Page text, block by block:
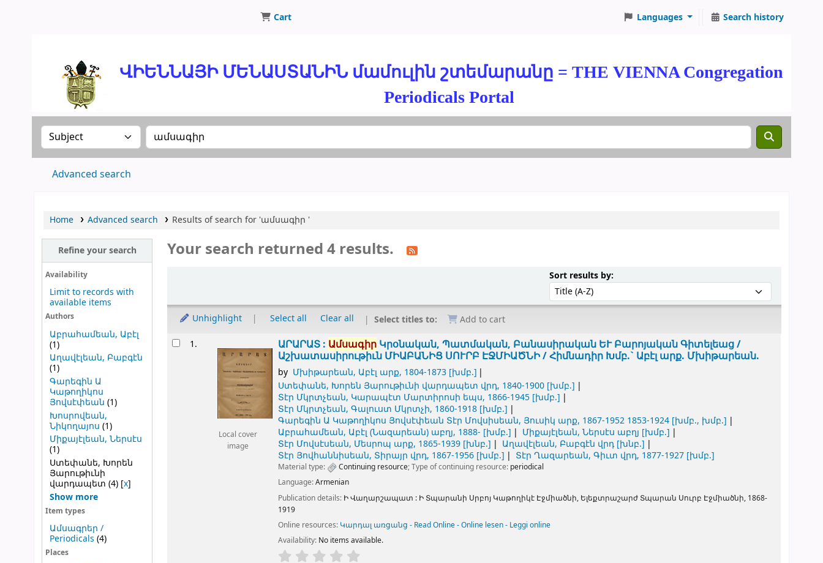
Cart Languages Search history
ՎԻԵՆՆԱՅԻ ՄԵՆԱՍՏԱՆԻՆ մամուլին շտեմարանը = THE VIENNA Congregation
Periodicals Portal
Search the catalog by:Search the catalog
Advanced search
Home Advanced search Results of search for 'ամսագիր '
Refine your search
Availability
Limit to records with
available items
Authors
Աբրահամեան, Աբէլ
(1)
Աղավէլեան, Բաբգէն
(1)
Գարեգին Ա
Կաթողիկոս
Յովսէփեան (1)
Խոսրովեան,
Նիկողայոս (1)
Միքայէլեան, Ներսէս
(1)
Ստեփանե, Խորեն
Յարութիւնի
վարդապետ (4)[x]
Show more
Item types
Ամսագրեր /
Periodicals (4)
Places
Your search returned 4 results.
Sort results by:Sort by:
Unhighlight Select all Clear all Select titles to: Add to cart
Results1.
Local cover
image
ԱՐԱՐԱՏ : Ամսագիր Կրօնական, Պատմական, Բանասիրական ԵՒ Բարոյական Գիտելեաց /
Աշխատասիրութիւն ՄԻԱԲԱՆԻՑ ՍՈՒՐԲ ԷՋՄԻԱԾՆԻ /Հիմնադիր Խմբ.` Աբէլ արք. Մխիթարեան.
by Մխիթարեան, Աբէլ արք, 1804-1873[խմբ.]
Ստեփանե, Խորեն Յարութիւնի վարդապետ վրդ, 1840-1900 [խմբ.]
Տէր Մկրտչեան, Կարապէտ Մարտիրոսի եպս, 1866-1945 [խմբ.]
Տէր Մկրտչեան, Գալուստ Մկրտչի, 1860-1918 [խմբ.]
Գարեգին Ա Կաթողիկոս Յովսէփեան Տէր Մովսիսեան, Յուսիկ արք, 1867-1952 1853-1924 [խմբ., խմբ.]
Աբրահամեան, Աբէլ (Նազարեան) աբղյ, 1888- [խմբ.] Միքայէլեան, Ներսէս աբղյ [խմբ.]
Տէր Մովսէսեան, Մեսրոպ արք, 1865-1939 [խնբ.] Աղավէլեան, Բաբգէն վրդ[խնբ.]
Տէր Յովհաննիսեան, Տիրայր վրդ, 1867-1956 [խմբ.] Տէր Ղազարեան, Գիւտ վրդ, 1877-1927 [խմբ.]
Material type: Continuing resource; Type of continuing resource: periodical
Language:Armenian
Publication details: Ի Վաղարշապատ : Ի Տպարանի Սրբոյ Կաթողիկէ Էջմիածնի, Ելեքտրաշարժ Տպարան Սուրբ Էջմիածնի, 1868-
1919
Online resources: Կարդալ առցանց - Read Online - Online lesen - Leggi online
Availability: No items available.